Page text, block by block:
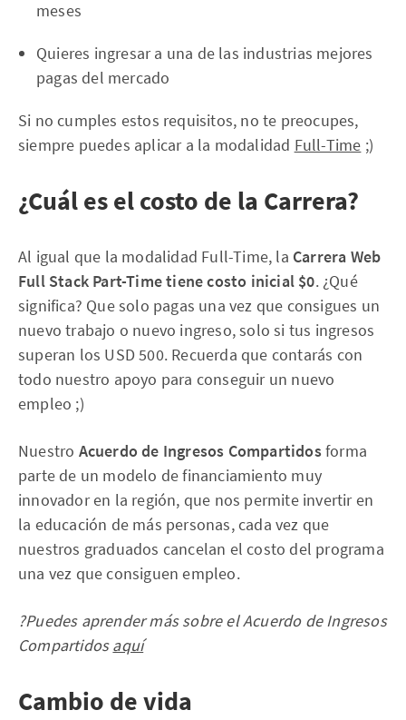
meses
Quieres ingresar a una de las industrias mejores
pagas del mercado
Si no cumples estos requisitos, no te preocupes,
siempre puedes aplicar a la modalidad Full-Time ;)
¿Cuál es el costo de la Carrera?
Al igual que la modalidad Full-Time, la Carrera Web
Full Stack Part-Time tiene costo inicial $0. ¿Qué
significa? Que solo pagas una vez que consigues un
nuevo trabajo o nuevo ingreso, solo si tus ingresos
superan los USD 500. Recuerda que contarás con
todo nuestro apoyo para conseguir un nuevo
empleo ;)
Nuestro Acuerdo de Ingresos Compartidosforma
parte de un modelo de financiamiento muy
innovador en la región, que nos permite invertir en
la educación de más personas, cada vez que
nuestros graduados cancelan el costo del programa
una vez que consiguen empleo.
?Puedes aprender más sobre el Acuerdo de Ingresos
Compartidosaquí
Cambio de vida